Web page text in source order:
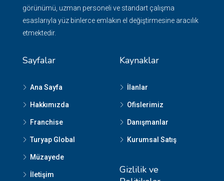
görünümü, uzman personeli ve standart çalışma
esaslarıyla yüz binlerce emlakın el değiştirmesine aracılık
etmektedir.
Sayfalar
Ana Sayfa
Hakkımızda
Franchise
Turyap Global
Müzayede
İletişim
Kaynaklar
İlanlar
Ofislerimiz
Danışmanlar
Kurumsal Satış
Gizlilik ve